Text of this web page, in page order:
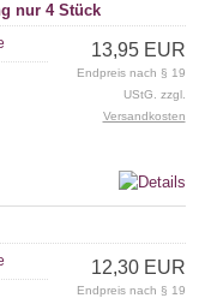
nur 4 Stück
13,95 EUR
Endpreis nach § 19
UStG. zzgl.
Versandkosten
12,30 EUR
Endpreis nach § 19